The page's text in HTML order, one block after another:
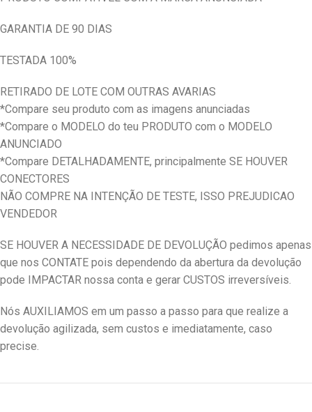
GARANTIA DE 90 DIAS
TESTADA 100%
RETIRADO DE LOTE COM OUTRAS AVARIAS
*Compare seu produto com as imagens anunciadas
*Compare o MODELO do teu PRODUTO com o MODELO
ANUNCIADO
*Compare DETALHADAMENTE, principalmente SE HOUVER
CONECTORES
NÃO COMPRE NA INTENÇÃO DE TESTE, ISSO PREJUDICAO
VENDEDOR
SE HOUVER A NECESSIDADE DE DEVOLUÇÃO pedimos apenas
que nos CONTATE pois dependendo da abertura da devolução
pode IMPACTAR nossa conta e gerar CUSTOS irreversíveis.
Nós AUXILIAMOS em um passo a passo para que realize a
devolução agilizada, sem custos e imediatamente, caso
precise.